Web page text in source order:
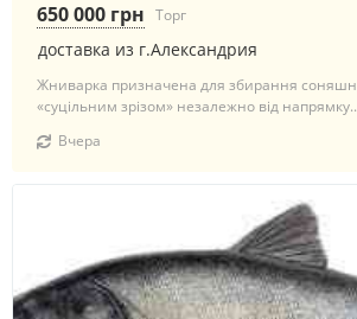
доставка из г.Александрия
650 000 грн Торг
Жниварка призначена для збирання
«суцільним зрізом» незалежно від
Вчера